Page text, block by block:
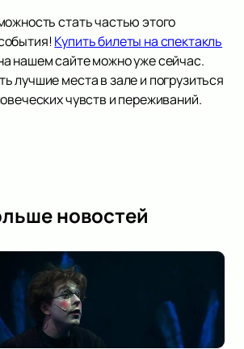
стать частью этого
Купить билеты на спектакль
нашем сайте можно уже сейчас.
лучшие места в зале и погрузиться
чувств и переживаний.
новостей